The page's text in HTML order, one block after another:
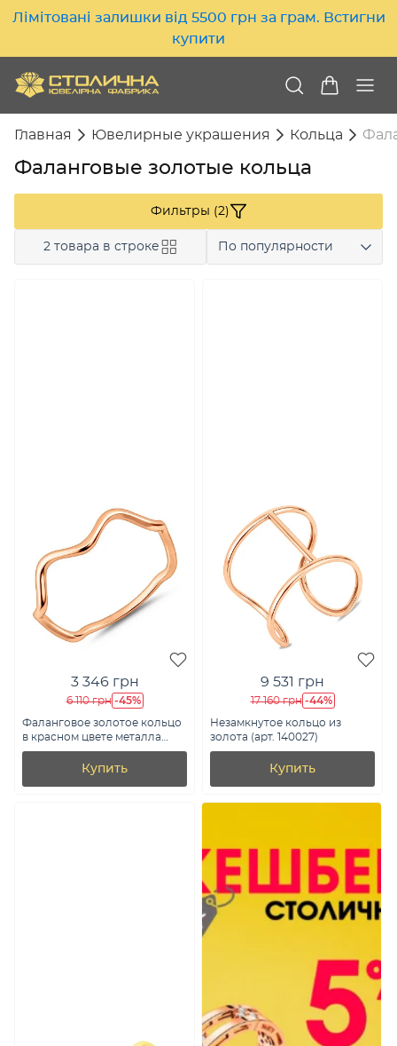
Лімітовані залишки від 5500 грн за грам. Встигни
купити
Главная Ювелирные украшения Кольца
Фаланговые золотые кольца
Фильтры (2)
2 товара в строке По популярности
3 346 грн
6 110 грн -45%
Фаланговое золотое кольцо
в красном цвете металла
(арт. 140917ф)
Купить
9 531 грн
17 160 грн -44%
Незамкнутое кольцо из
золота (арт. 140027)
Купить